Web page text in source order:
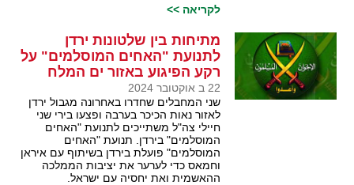
לקריאה >>
מתיחות בין שלטונות ירדן
לתנועת "האחים המוסלמים" על
רקע הפיגוע באזור ים המלח
22 ב אוקטובר 2024
שני המחבלים שחדרו באחרונה מגבול ירדן
לאזור נאות הכיכר בערבה ופצעו בירי שני
חיילי צה"ל משתייכים לתנועת "האחים
המוסלמים" בירדן. תנועת "האחים
המוסלמים" פועלת בירדן בשיתוף עם איראן
וחמאס כדי לערער את יציבות הממלכה
ההאשמית ואת יחסיה עם ישראל.